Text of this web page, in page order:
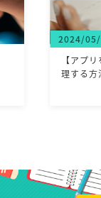
2024/
【アプ
理する方